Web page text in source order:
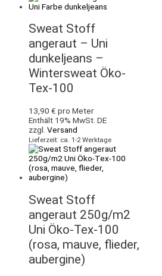
Sweat Stoff
angeraut – Uni
dunkeljeans –
Wintersweat Öko-
Tex-100
13,90 € pro Meter
Enthält 19% MwSt. DE
zzgl. Versand
Lieferzeit: ca. 1-2 Werktage
Sweat Stoff
angeraut 250g/m2
Uni Öko-Tex-100
(rosa, mauve, flieder,
aubergine)